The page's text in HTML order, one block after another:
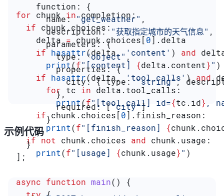
for chunk in completion:
  if
chunk.choices:
    delta
= chunk.choices[0].delta
    if
hasattr(delta, 'content' ) and
      print
(f"[content] {delta.content}" )
    if
hasattr(delta, 'tool_calls' ) and
      for
tc in delta.tool_calls:
        print
(f"[tool_call] id={tc.id} ,
    if
chunk.choices[0].finish_reason:
      print
(f"[finish_reason] {
  if
not chunk.choices and chunk.usage:
    print
(f"[usage] {chunk.usage}" )
    function:
{
      name:
"get_weather" ,
      description:
"获取指定城市的天气信息" ,
      parameters:
{
        type:
"object" ,
        properties:
{
          city:
{ type: "string",
        },
        required:
["city"]
      }
    }
  }
];
async function main() {
示例代码